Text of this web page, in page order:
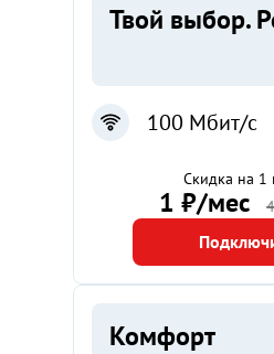
Твой выбор.
100 Мбит/с
Скидка на 1
1 ₽/мес
Комфорт